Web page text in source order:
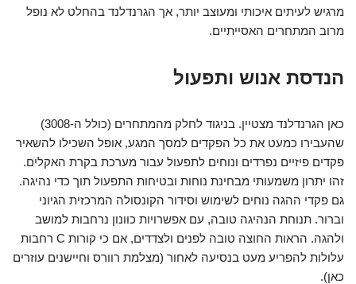
מרגיש לעיתים איכותי ומעוצב יותר, אך הגרנדלנד בהחלט לא נופל
מרוב המתחרים האסייתיים.
הנדסת אנוש ותפעול
כאן הגרנדלנד מצטיין. בניגוד לחלק מהמתחרים (כולל ה-3008)
שהעבירו כמעט את כל הפקדים למסך המגע, אופל השכילו להשאיר
פקדים פיזיים נפרדים ונוחים לתפעול עבור מערכת בקרת האקלים.
זהו יתרון משמעותי מבחינת נוחות ובטיחות התפעול תוך כדי נהיגה.
גם פקדי ההגה נוחים לשימוש וסידור הקונסולה המרכזית הגיוני
וברור. תנוחת הנהיגה טובה, עם אפשרויות כוונון נרחבות למושב
ולהגה. הראות החוצה טובה לפנים ולצדדים, אם כי קורות C רחבות
עלולות להפריע מעט בנסיעה לאחור (מצלמת רוורס וחיישנים עוזרים
כאן).